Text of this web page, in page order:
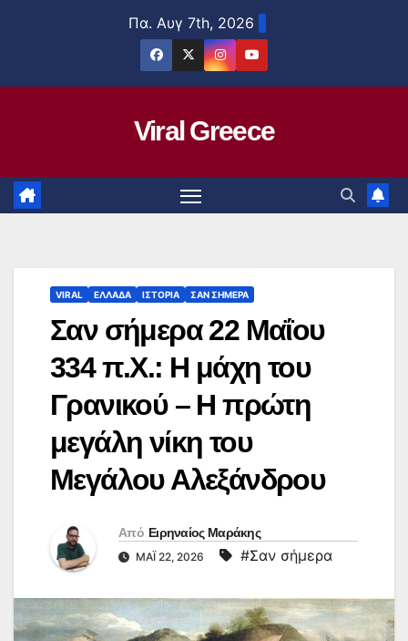
Πα. Αυγ 7th, 2026
Viral Greece
VIRAL ΕΛΛΑΔΑ ΙΣΤΟΡΙΑ ΣΑΝ ΣΗΜΕΡΑ
Σαν σήμερα 22 Μαΐου
334 π.Χ.: Η μάχη του
Γρανικού – Η πρώτη
μεγάλη νίκη του
Μεγάλου Αλεξάνδρου
Από Ειρηναίος Μαράκης
ΜΆΙ 22, 2026 #Σαν σήμερα